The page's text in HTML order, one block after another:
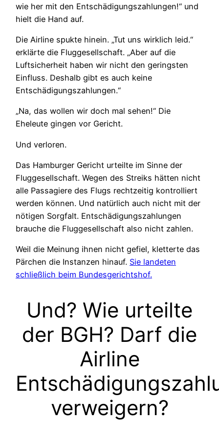
wie her mit den Entschädigungszahlungen!“ und
hielt die Hand auf.
Die Airline spukte hinein. „Tut uns wirklich leid.“
erklärte die Fluggesellschaft. „Aber auf die
Luftsicherheit haben wir nicht den geringsten
Einfluss. Deshalb gibt es auch keine
Entschädigungszahlungen.“
„Na, das wollen wir doch mal sehen!“ Die
Eheleute gingen vor Gericht.
Und verloren.
Das Hamburger Gericht urteilte im Sinne der
Fluggesellschaft. Wegen des Streiks hätten nicht
alle Passagiere des Flugs rechtzeitig kontrolliert
werden können. Und natürlich auch nicht mit der
nötigen Sorgfalt. Entschädigungszahlungen
brauche die Fluggesellschaft also nicht zahlen.
Weil die Meinung ihnen nicht gefiel, kletterte das
Pärchen die Instanzen hinauf. Sie landeten
schließlich beim Bundesgerichtshof.
Und? Wie urteilte
der BGH? Darf die
Airline
verweigern?